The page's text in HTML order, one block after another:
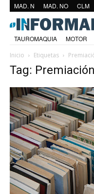
MAD. N MAD. NO CLM
TAUROMAQUIA MOTOR
Inicio
Etiquetas
Tag: